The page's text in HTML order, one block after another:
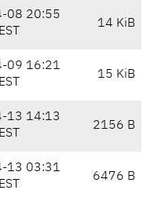
08 20:55
14 KiB
09 16:21
15 KiB
13 14:13
2156 B
13 03:31
6476 B